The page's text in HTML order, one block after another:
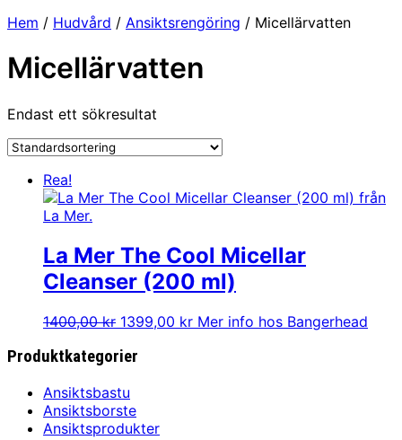
Hem / Hudvård / Ansiktsrengöring / Micellärvatten
Micellärvatten
Endast ett sökresultat
Rea!
La Mer The Cool Micellar
Cleanser (200 ml)
1400,00kr Det
priset
1400,00 kr.
1399,00 krDet
Mer info hos Bangerhead
Produktkategorier
Ansiktsbastu
Ansiktsborste
Ansiktsprodukter